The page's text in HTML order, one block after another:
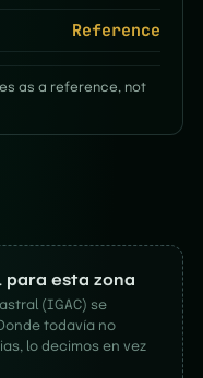
Reference
as a reference, not
para esta zona
(IGAC) se
todavía no
lo decimos en vez